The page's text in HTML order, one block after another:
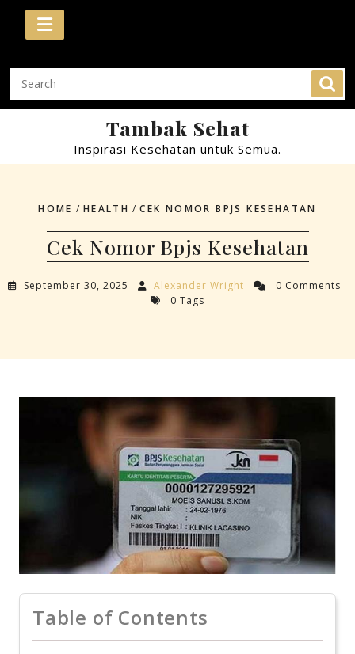
Skip
Tambak Sehat
Inspirasi Kesehatan untuk Semua.
HOME / HEALTH /CEK NOMOR BPJS KESEHATAN
Cek Nomor Bpjs Kesehatan
September 30, 2025 Alexander Wright
0 Comments
0 Tags
Table of Contents